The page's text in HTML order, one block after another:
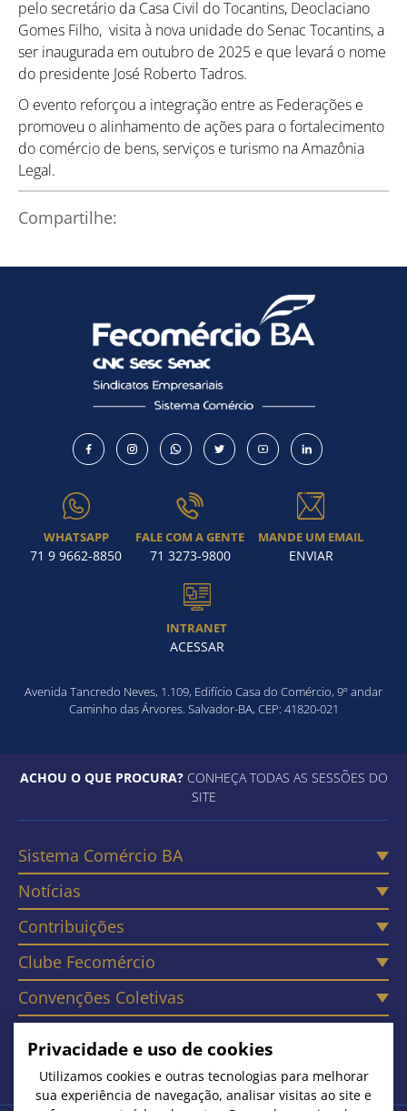
Como utilizar
pelo secretário da Casa Civil do Tocantins, Deoclaciano
Gomes Filho, visita à nova unidade do Senac Tocantins, a
ser inaugurada em outubro de 2025 e que levará o nome
do presidente José Roberto Tadros.
O evento reforçou a integração entre as Federações e
promoveu o alinhamento de ações para o fortalecimento
do comércio de bens, serviços e turismo na Amazônia
Legal.
Compartilhe:
WHATSAPP
71 9 9662-8850
FALE COM A GENTE
71 3273-9800
MANDE UM EMAIL
ENVIAR
INTRANET
ACESSAR
Avenida Tancredo Neves, 1.109, Edifício Casa do Comércio, 9º andar
Caminho das Árvores. Salvador-BA, CEP: 41820-021
ACHOU O QUE PROCURA?CONHEÇA TODAS AS SESSÕES DO
SITE
Sistema Comércio BA
Notícias
Contribuições
Clube Fecomércio
Convenções Coletivas
Contato
Privacidade e uso de cookies
Utilizamos cookies e outras tecnologias para melhorar
sua experiência de navegação, analisar visitas ao site e